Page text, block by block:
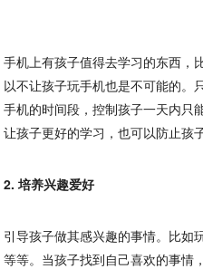
手机上有孩子值得去学习的东西，
以不让孩子玩手机也是不可能的。
手机的时间段，控制孩子一天内只
让孩子更好的学习，也可以防止孩
2. 培养兴趣爱好
引导孩子做其感兴趣的事情。比如
等等。当孩子找到自己喜欢的事情